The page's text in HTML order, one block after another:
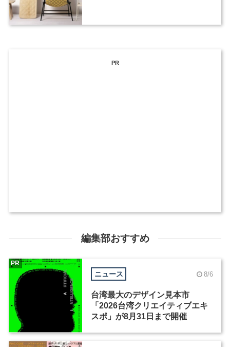
PR
編集部おすすめ
ニュース 8/6
台湾最大のデザイン見本市
「2026台湾クリエイティブエキ
スポ」が8月31日まで開催
PR